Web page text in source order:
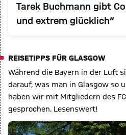
Tarek Buchmann gibt
und extrem glücklich“
REISETIPPS FÜR GLASGOW
Während die Bayern in der Luft
darauf, was man in Glasgow so
haben wir mit Mitgliedern des
gesprochen. Lesenswert!